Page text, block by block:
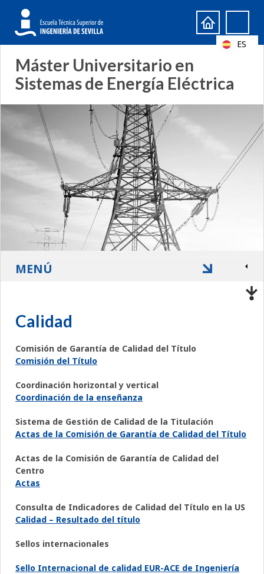
Formulario
de
búsqueda
Search
Máster Universitario en
Sistemas de Energía Eléctrica
Calidad
Comisión de Garantía de Calidad del Título
Comisión del Título
Coordinación horizontal y vertical
Coordinación de la enseñanza
Sistema de Gestión de Calidad de la Titulación
Actas de la Comisión de Garantía de Calidad del Título
Actas de la Comisión de Garantía de Calidad del
Centro
Actas
Consulta de Indicadores de Calidad del Título en la US
Calidad – Resultado del título
Sellos internacionales
Sello Internacional de calidad EUR-ACE de Ingeniería
MENÚ
ES